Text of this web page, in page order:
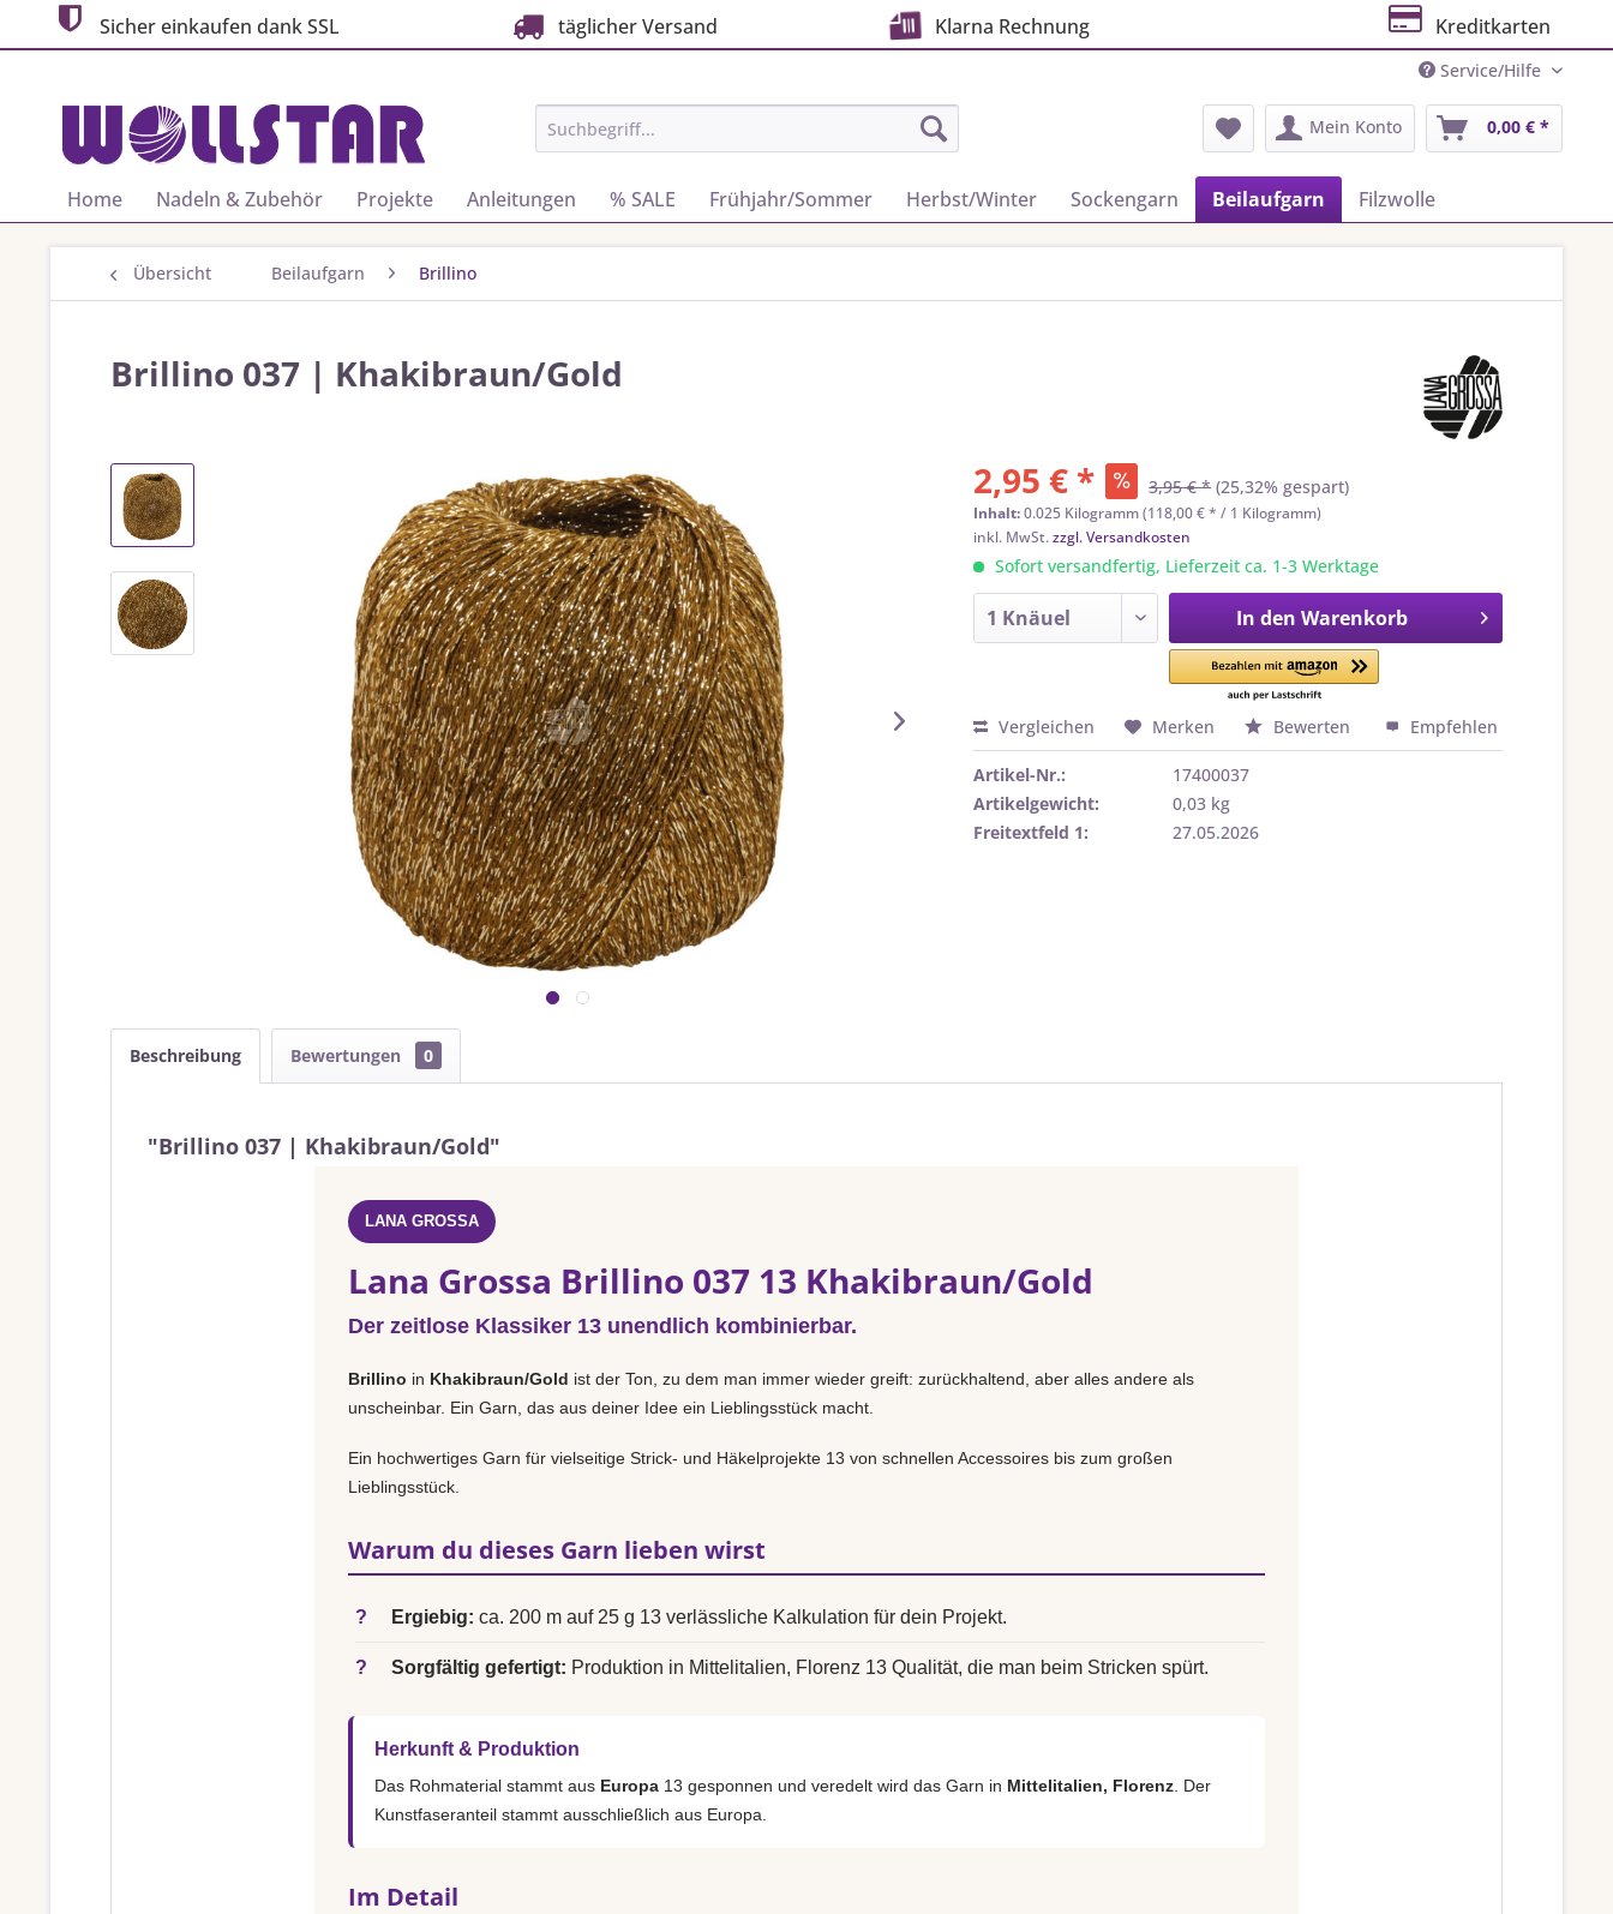
Sicher einkaufen dank SSL täglicher Versand Klarna Rechnung Kreditkarten
Service/Hilfe
Mein Konto 0,00 € *
Home Nadeln & Zubehör Projekte Anleitungen % SALE Frühjahr/Sommer Herbst/Winter Sockengarn Beilaufgarn Filzwolle
Übersicht Beilaufgarn Brillino
Brillino 037 | Khakibraun/Gold
2,95 € * 3,95 € * (25,32% gespart)
Inhalt:0.025 Kilogramm (118,00 € * / 1 Kilogramm)
inkl. MwSt.zzgl. Versandkosten
Sofort versandfertig, Lieferzeit ca. 1-3 Werktage
In den Warenkorb
Vergleichen Merken Bewerten Empfehlen
Artikel-Nr.:
17400037
Artikelgewicht:
0,03 kg
Freitextfeld 1:
27.05.2026
Beschreibung Bewertungen 0
"Brillino 037 | Khakibraun/Gold"
LANA GROSSA
Lana Grossa Brillino 037 13 Khakibraun/Gold
Der zeitlose Klassiker 13 unendlich kombinierbar.
Brillino in Khakibraun/Gold ist der Ton, zu dem man immer wieder greift: zurückhaltend, aber alles andere als
unscheinbar. Ein Garn, das aus deiner Idee ein Lieblingsstück macht.
Ein hochwertiges Garn für vielseitige Strick- und Häkelprojekte 13 von schnellen Accessoires bis zum großen
Lieblingsstück.
Warum du dieses Garn lieben wirst
? Ergiebig: ca. 200 m auf 25 g 13 verlässliche Kalkulation für dein Projekt.
? Sorgfältig gefertigt: Produktion in Mittelitalien, Florenz 13 Qualität, die man beim Stricken spürt.
Herkunft & Produktion
Das Rohmaterial stammt aus Europa 13 gesponnen und veredelt wird das Garn in Mittelitalien, Florenz . Der
Kunstfaseranteil stammt ausschließlich aus Europa.
Im Detail